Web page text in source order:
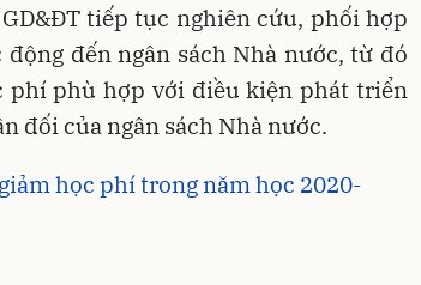
tiếp tục nghiên cứu, phối hợp
đến ngân sách Nhà nước, từ đó
phí phù hợp với điều kiện phát triển
đối của ngân sách Nhà nước.
học phí trong năm học 2020-